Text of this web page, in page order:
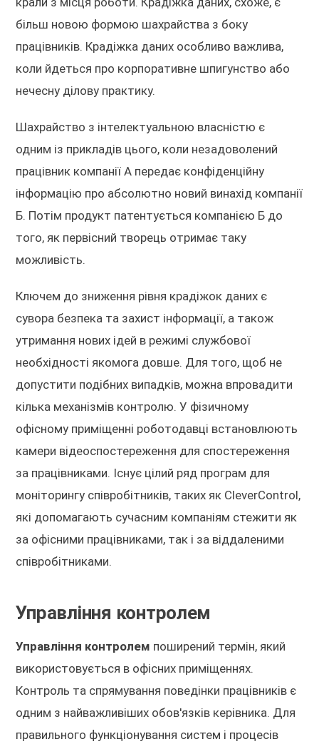
більш новою формою шахрайства з боку
працівників. Крадіжка даних особливо важлива,
коли йдеться про корпоративне шпигунство або
нечесну ділову практику.
Шахрайство з інтелектуальною власністю є
одним із прикладів цього, коли незадоволений
працівник компанії А передає конфіденційну
інформацію про абсолютно новий винахід компанії
Б. Потім продукт патентується компанією Б до
того, як первісний творець отримає таку
можливість.
Ключем до зниження рівня крадіжок даних є
сувора безпека та захист інформації, а також
утримання нових ідей в режимі службової
необхідності якомога довше. Для того, щоб не
допустити подібних випадків, можна впровадити
кілька механізмів контролю. У фізичному
офісному приміщенні роботодавці встановлюють
камери відеоспостереження для спостереження
за працівниками. Існує цілий ряд програм для
моніторингу співробітників, таких як CleverControl,
які допомагають сучасним компаніям стежити як
за офісними працівниками, так і за віддаленими
співробітниками.
Управління контролем
Управління контролем поширений термін, який
використовується в офісних приміщеннях.
Контроль та спрямування поведінки працівників є
одним з найважливіших обов'язків керівника. Для
правильного функціонування систем і процесів